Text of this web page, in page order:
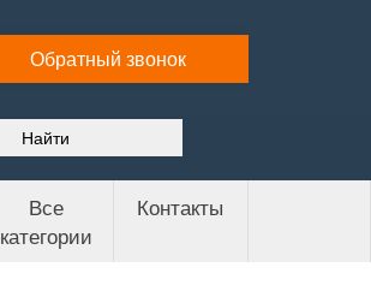
Обратный звонок
Все
категории
Контакты